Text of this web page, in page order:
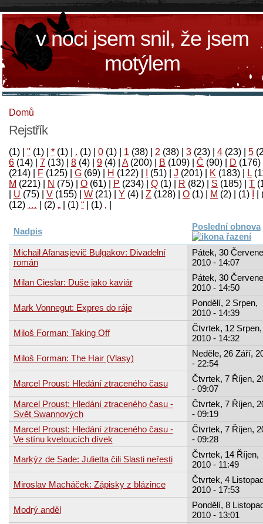
v noci jsem snil, že jsem
motýlem
Domů
Rejstřík
(1) " (1) * (1) . (1) 0 (1) 1 (38) 2 (38) 3 (23) 4 (23) 5
6 (14) 7 (13) 8 (4) 9 (4) A(200) B (109) Č (90) D (176)
(214)
F (125) G (69) H (122) (51) J (201) K (183) L
M (221) N (75) O (61) P (234) Q (1) R (82) S (185) T
U (75) V (155) W (21) Y (4) Z (128) Ο (1) М (2)
(1)
‚
(1)
“
(1)
„
(2)
…
(12)
Nadpis Poslední obnova
Michail Afanasjevič Bulgakov: Divadelní
román
Pátek, 30
2010 - 14:07
Milan Cieslar: Duše jako kaviár
Pátek, 30
2010 - 14:50
Mark Vonnegut: Expres do ráje
Pondělí, 2 Srpen,
2010 - 14:39
Miloš Forman: Taking Off
Čtvrtek, 12 Srpen,
2010 - 14:32
Miloš Forman: The Hair (Vlasy)
Neděle, 26 Září,
- 22:54
Marcel Proust: Hledání ztraceného času
Čtvrtek, 7 Říjen,
- 09:07
Marcel Proust: Hledání ztraceného času -
Svět Swannových
Čtvrtek, 7 Říjen,
- 09:19
Marcel Proust: Hledání ztraceného času -
Ve stínu kvetoucích dívek
Čtvrtek, 7 Říjen,
- 09:28
Markýz de Sade: Julietta čili Slasti neřesti
Čtvrtek, 14 Říjen,
2010 - 11:49
Miroslav Macháček: Zápisky z blázince
Čtvrtek, 4
2010 - 17:53
Modrý anděl
Pondělí, 8
2010 - 13:01